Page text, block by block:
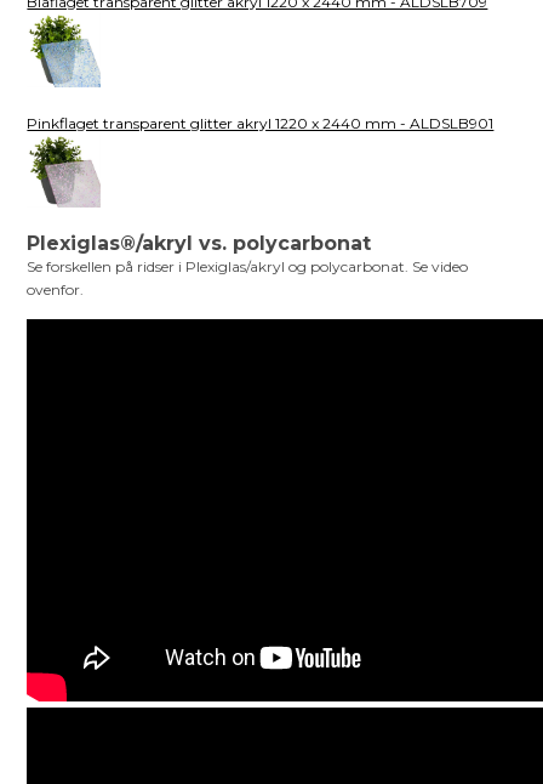
Pinkflaget transparent glitter akryl 1220 x 2440 mm - ALDSLB901
Plexiglas®/akryl vs. polycarbonat
Se forskellen på ridser i Plexiglas/akryl og polycarbonat. Se video
ovenfor.